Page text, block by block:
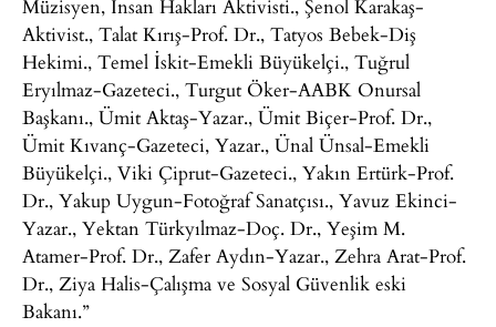
Müzisyen, İnsan Hakları Aktivisti., Şenol Karakaş-
Aktivist., Talat Kırış-Prof. Dr., Tatyos Bebek-Diş
Hekimi., Temel İskit-Emekli Büyükelçi., Tuğrul
Eryılmaz-Gazeteci., Turgut Öker-AABK Onursal
Başkanı., Ümit Aktaş-Yazar., Ümit Biçer-Prof. Dr.,
Ümit Kıvanç-Gazeteci, Yazar., Ünal Ünsal-Emekli
Büyükelçi., Viki Çiprut-Gazeteci., Yakın Ertürk-Prof.
Dr., Yakup Uygun-Fotoğraf Sanatçısı., Yavuz Ekinci-
Yazar., Yektan Türkyılmaz-Doç. Dr., Yeşim M.
Atamer-Prof. Dr., Zafer Aydın-Yazar., Zehra Arat-Prof.
Dr., Ziya Halis-Çalışma ve Sosyal Güvenlik eski
Bakanı.”